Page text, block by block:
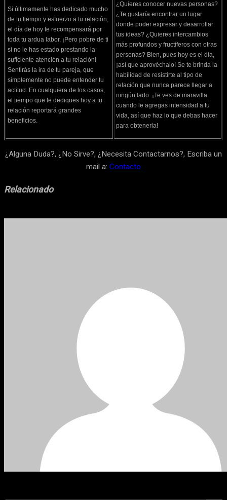
Si últimamente has dedicado mucho
de tu tiempo y esfuerzo a tu relación,
el día de hoy te recompensará por
toda tu ardua labor. ¡Pero pobre de ti
si no le has estado prestando la
suficiente atención a tu relación!
Sentirás la ira de tu pareja, que
simplemente no puede entender tu
actitud. En cualquiera de los casos,
el tiempo que le dediques hoy a tu
relación reportará grandes
beneficios.
¿Quieres conocer nuevas personas?
¿Te gustaría encontrar un lugar
donde poder expresar y desarrollar
tus ideas? ¿Quieres intercambios
más profundos y fructíferos con otras
personas? Bien, pues hoy es el día,
¡así que aprovéchalo! Se te brinda la
habilidad de resistirte al tipo de
relación que nunca parece llegar a
ningún lado. ¡Te ves de maravilla
cuando le agregas intensidad a tu
vida, así que haz lo que debas hacer
para obtenerla!
¿Alguna Duda?, ¿No Sirve?, ¿Necesita Contactarnos?, Escriba un
mail a: Contacto
Relacionado